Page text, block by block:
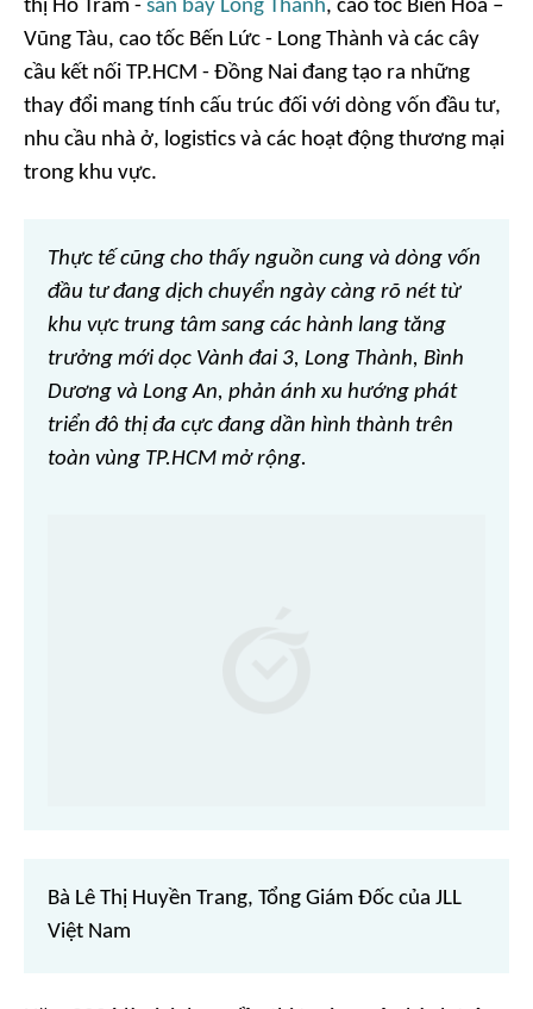
thị Hồ Tràm - sân bay Long Thành, cao tốc Biên Hòa –
Vũng Tàu, cao tốc Bến Lức - Long Thành và các cây
cầu kết nối TP.HCM - Đồng Nai đang tạo ra những
thay đổi mang tính cấu trúc đối với dòng vốn đầu tư,
nhu cầu nhà ở, logistics và các hoạt động thương mại
trong khu vực.
Thực tế cũng cho thấy nguồn cung và dòng vốn
đầu tư đang dịch chuyển ngày càng rõ nét từ
khu vực trung tâm sang các hành lang tăng
trưởng mới dọc Vành đai 3, Long Thành, Bình
Dương và Long An, phản ánh xu hướng phát
triển đô thị đa cực đang dần hình thành trên
toàn vùng TP.HCM mở rộng.
Bà Lê Thị Huyền Trang, Tổng Giám Đốc của JLL
Việt Nam